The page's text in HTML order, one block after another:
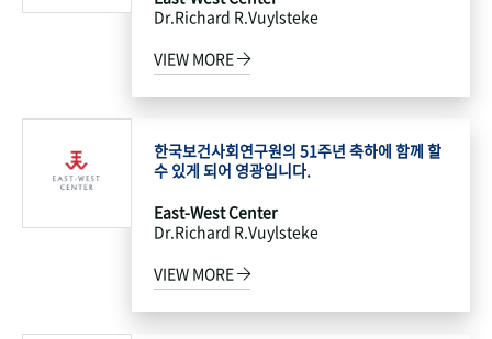
Dr.Richard R.Vuylsteke
VIEW MORE
한국보건사회연구원의 51주년 축하에 함께 할
수 있게 되어 영광입니다.
East-West Center
Dr.Richard R.Vuylsteke
VIEW MORE